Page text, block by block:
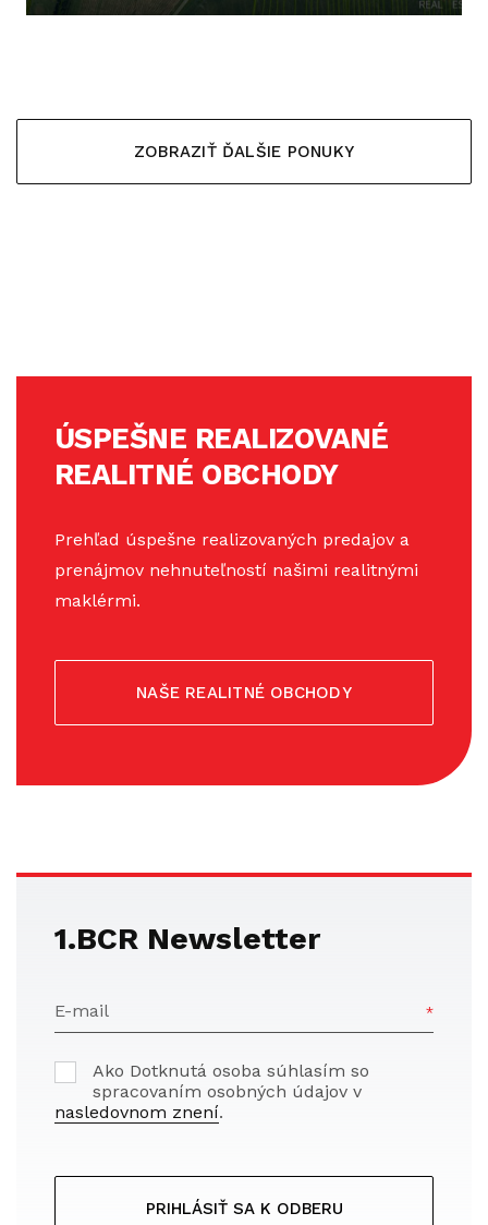
ZOBRAZIŤ ĎALŠIE PONUKY
ÚSPEŠNE REALIZOVANÉ
REALITNÉ OBCHODY
Prehľad úspešne realizovaných predajov a
prenájmov nehnuteľností našimi realitnými
maklérmi.
NAŠE REALITNÉ OBCHODY
1.BCR Newsletter
E-mail
Ako Dotknutá osoba súhlasím so
spracovaním osobných údajov v
nasledovnom znení.
PRIHLÁSIŤ SA K ODBERU